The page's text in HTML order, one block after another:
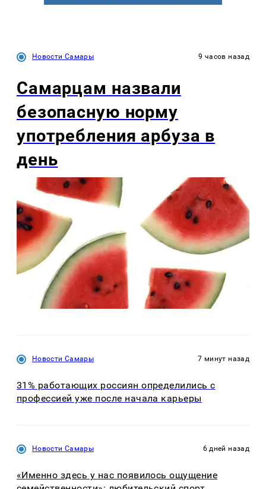
Новости Самары 9 часов назад
Самарцам назвали
безопасную норму
употребления арбуза в
день
Новости Самары 7 минут назад
31% работающих россиян определились с
профессией уже после начала карьеры
Новости Самары 6 дней назад
«Именно здесь у нас появилось ощущение